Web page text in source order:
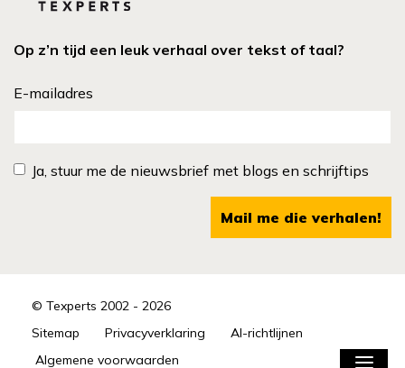
Op z’n tijd een leuk verhaal over tekst of taal?
E-mailadres
Ja, stuur me de nieuwsbrief met blogs en schrijftips
Mail me die verhalen!
© Texperts 2002 - 2026
Sitemap
Privacyverklaring
AI-richtlijnen
Algemene voorwaarden